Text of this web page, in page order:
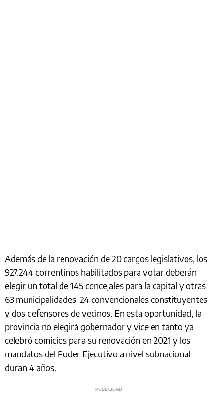
Además de la renovación de 20 cargos legislativos, los
927.244 correntinos habilitados para votar deberán
elegir un total de 145 concejales para la capital y otras
63 municipalidades, 24 convencionales constituyentes
y dos defensores de vecinos. En esta oportunidad, la
provincia no elegirá gobernador y vice en tanto ya
celebró comicios para su renovación en 2021 y los
mandatos del Poder Ejecutivo a nivel subnacional
duran 4 años.